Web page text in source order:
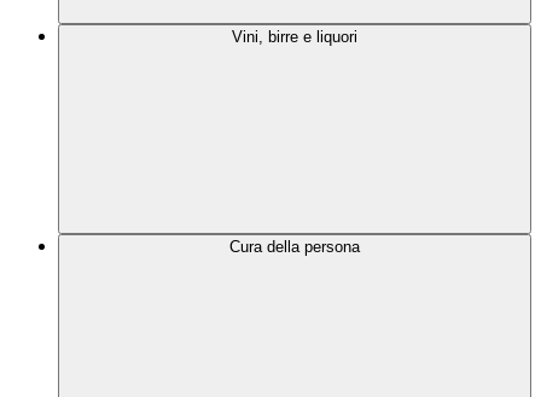
Vini, birre e liquori
Cura della persona